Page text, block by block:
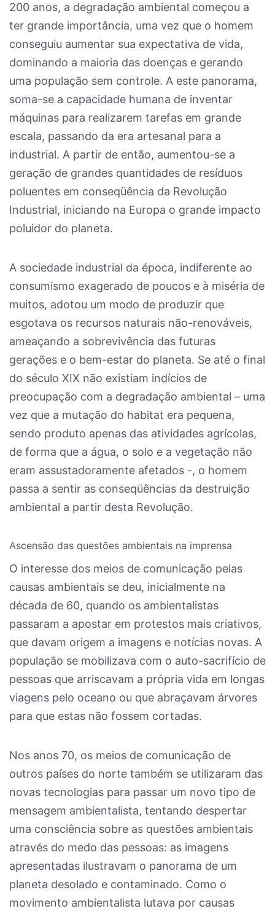
200 anos, a degradação ambiental começou a
ter grande importância, uma vez que o homem
conseguiu aumentar sua expectativa de vida,
dominando a maioria das doenças e gerando
uma população sem controle. A este panorama,
soma-se a capacidade humana de inventar
máquinas para realizarem tarefas em grande
escala, passando da era artesanal para a
industrial. A partir de então, aumentou-se a
geração de grandes quantidades de resíduos
poluentes em conseqüência da Revolução
Industrial, iniciando na Europa o grande impacto
poluidor do planeta.
A sociedade industrial da época, indiferente ao
consumismo exagerado de poucos e à miséria de
muitos, adotou um modo de produzir que
esgotava os recursos naturais não-renováveis,
ameaçando a sobrevivência das futuras
gerações e o bem-estar do planeta. Se até o final
do século XIX não existiam indícios de
preocupação com a degradação ambiental – uma
vez que a mutação do habitat era pequena,
sendo produto apenas das atividades agrícolas,
de forma que a água, o solo e a vegetação não
eram assustadoramente afetados -, o homem
passa a sentir as conseqüências da destruição
ambiental a partir desta Revolução.
Ascensão das questões ambientais na imprensa
O interesse dos meios de comunicação pelas
causas ambientais se deu, inicialmente na
década de 60, quando os ambientalistas
passaram a apostar em protestos mais criativos,
que davam origem a imagens e notícias novas. A
população se mobilizava com o auto-sacrifício de
pessoas que arriscavam a própria vida em longas
viagens pelo oceano ou que abraçavam árvores
para que estas não fossem cortadas.
Nos anos 70, os meios de comunicação de
outros países do norte também se utilizaram das
novas tecnologias para passar um novo tipo de
mensagem ambientalista, tentando despertar
uma consciência sobre as questões ambientais
através do medo das pessoas: as imagens
apresentadas ilustravam o panorama de um
planeta desolado e contaminado. Como o
movimento ambientalista lutava por causas